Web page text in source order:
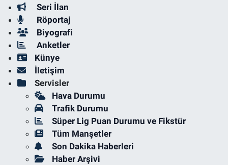
Seri İlan
Röportaj
Biyografi
Anketler
Künye
İletişim
Servisler
Hava Durumu
Trafik Durumu
Süper Lig Puan Durumu ve Fikstür
Tüm Manşetler
Son Dakika Haberleri
Haber Arşivi